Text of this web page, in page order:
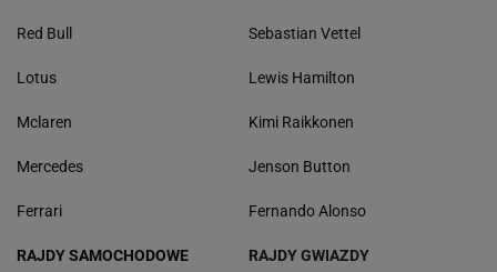
Red Bull
Lotus
Mclaren
Mercedes
Ferrari
Sebastian Vettel
Lewis Hamilton
Kimi Raikkonen
Jenson Button
Fernando Alonso
RAJDY SAMOCHODOWE RAJDY GWIAZDY